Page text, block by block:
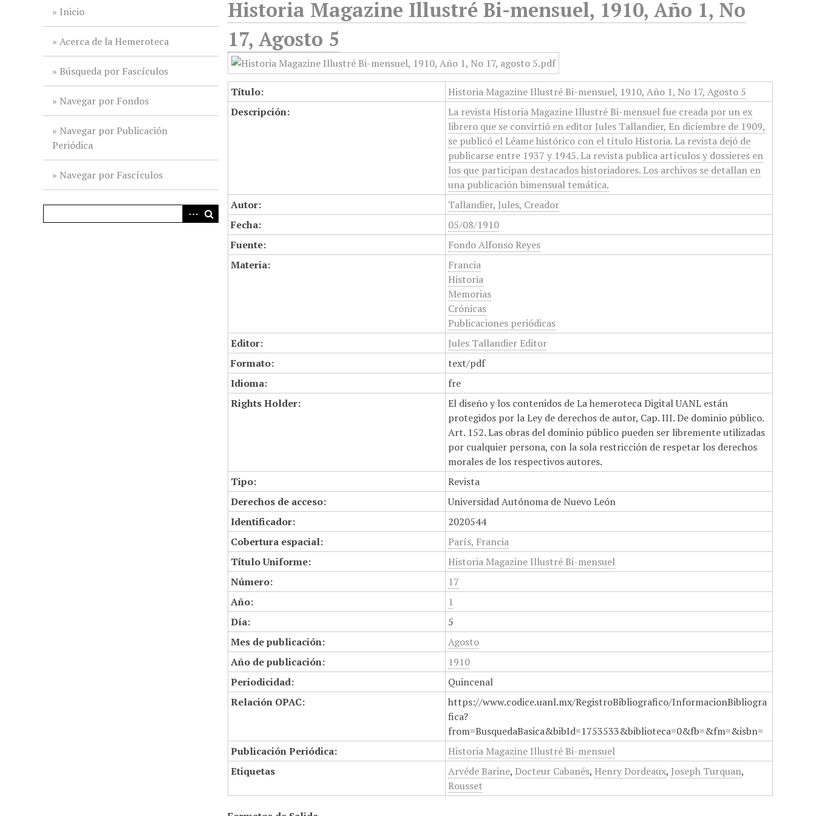
Inicio
Acerca de la Hemeroteca
Búsqueda por Fascículos
Navegar por Fondos
Navegar por Publicación
Periódica
Navegar por Fascículos
Historia Magazine Illustré Bi-mensuel, 1910, Año 1, No
17, Agosto 5
Título:
Historia Magazine Illustré Bi-mensuel, 1910, Año 1, No 17, Agosto 5
Descripción:
La revista Historia Magazine Illustré Bi-mensuel fue creada por un ex
librero que se convirtió en editor Jules Tallandier, En diciembre de 1909,
se publicó el Léame histórico con el título Historia. La revista dejó de
publicarse entre 1937 y 1945. La revista publica artículos y dossieres en
los que participan destacados historiadores. Los archivos se detallan en
una publicación bimensual temática.
Autor:
Tallandier, Jules, Creador
Fecha:
05/08/1910
Fuente:
Fondo Alfonso Reyes
Materia:
Francia
Historia
Memorias
Crónicas
Publicaciones periódicas
Editor:
Jules Tallandier Editor
Formato:
text/pdf
Idioma:
fre
Rights Holder:
El diseño y los contenidos de La hemeroteca Digital UANL están
protegidos por la Ley de derechos de autor, Cap. III. De dominio público.
Art. 152. Las obras del dominio público pueden ser libremente utilizadas
por cualquier persona, con la sola restricción de respetar los derechos
morales de los respectivos autores.
Tipo:
Revista
Derechos de acceso:
Universidad Autónoma de Nuevo León
Identificador:
2020544
Cobertura espacial:
París, Francia
Título Uniforme:
Historia Magazine Illustré Bi-mensuel
Número:
17
Año:
1
Día:
5
Mes de publicación:
Agosto
Año de publicación:
1910
Periodicidad:
Quincenal
Relación OPAC:
https://www.codice.uanl.mx/RegistroBibliografico/InformacionBibliogra
fica?
from=BusquedaBasica&bibId=1753533&biblioteca=0&fb=&fm=&isbn=
Publicación Periódica:
Historia Magazine Illustré Bi-mensuel
Etiquetas
Arvéde Barine, Docteur Cabanés, Henry Dordeaux, Joseph Turquan,
Rousset